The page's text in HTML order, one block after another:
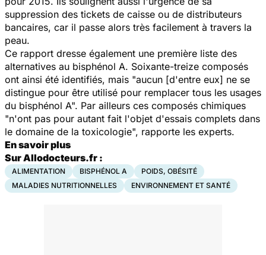
suppression des tickets de caisse ou de distributeurs
bancaires, car il passe alors très facilement à travers la
peau.
Ce rapport dresse également une première liste des
alternatives au bisphénol A. Soixante-treize composés
ont ainsi été identifiés, mais "aucun [d'entre eux] ne se
distingue pour être utilisé pour remplacer tous les usages
du bisphénol A". Par ailleurs ces composés chimiques
"n'ont pas pour autant fait l'objet d'essais complets dans
le domaine de la toxicologie", rapporte les experts.
En savoir plus
Sur Allodocteurs.fr :
ALIMENTATION BISPHÉNOL A
POIDS, OBÉSITÉ
MALADIES NUTRITIONNELLES
ENVIRONNEMENT ET SANTÉ